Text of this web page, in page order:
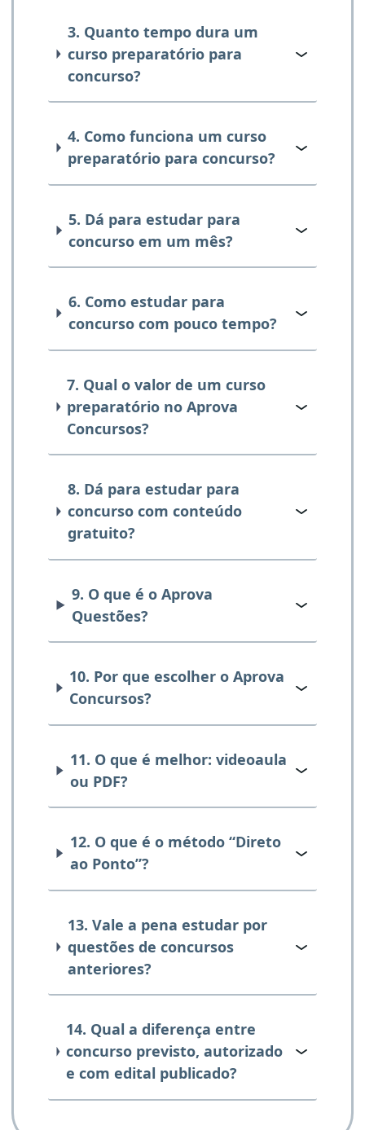
3. Quanto tempo dura um
curso preparatório para
concurso?
4. Como funciona um curso
preparatório para concurso?
5. Dá para estudar para
concurso em um mês?
6. Como estudar para
concurso com pouco tempo?
7. Qual o valor de um curso
preparatório no Aprova
Concursos?
8. Dá para estudar para
concurso com conteúdo
gratuito?
9. O que é o Aprova
Questões?
10. Por que escolher o Aprova
Concursos?
11. O que é melhor: videoaula
ou PDF?
12. O que é o método “Direto
ao Ponto”?
13. Vale a pena estudar por
questões de concursos
anteriores?
14. Qual a diferença entre
concurso previsto, autorizado
e com edital publicado?